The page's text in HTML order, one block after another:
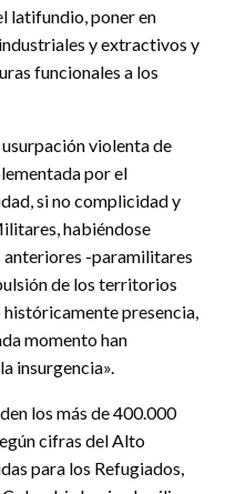
latifundio, poner en
y extractivos y
funcionales a los
violenta de
por el
si no complicidad y
habiéndose
-paramilitares
de los territorios
presencia,
momento han
insurgencia».
los más de 400.000
cifras del Alto
para los Refugiados,